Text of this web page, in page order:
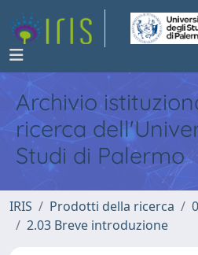
Archivio
ricerca
Studi di Palermo
IRIS Prodotti della ricerca
2.03 Breve introduzione